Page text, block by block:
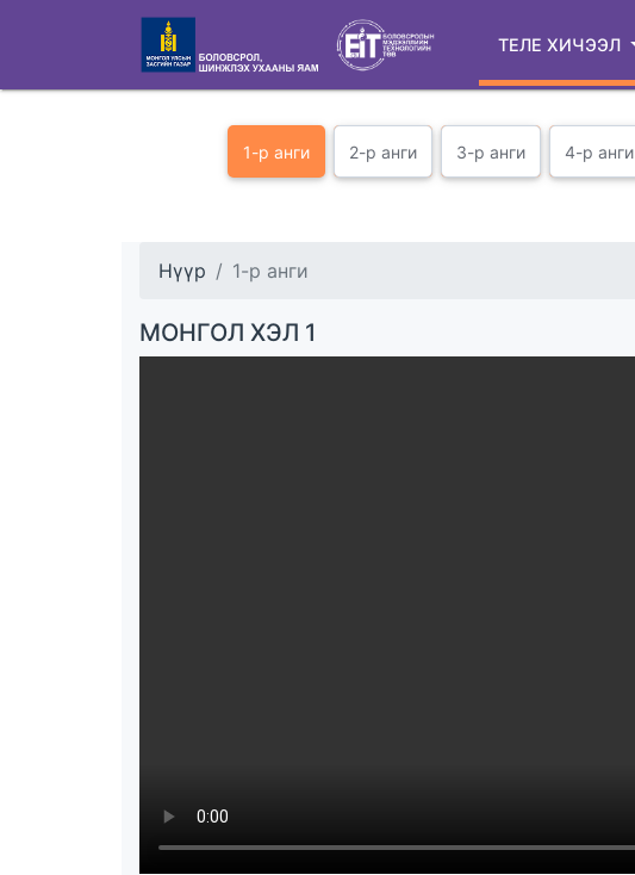
ТЕЛЕ ХИЧЭЭЛ
1-р анги 2-р анги 3-р анги 4-р анги
Нүүр 1-р анги
МОНГОЛ ХЭЛ 1